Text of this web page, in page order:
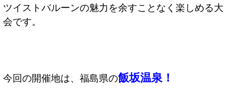
ツイストバルーンの魅力を余すことなく楽しめる大
会です。
今回の開催地は、福島県の飯坂温泉！